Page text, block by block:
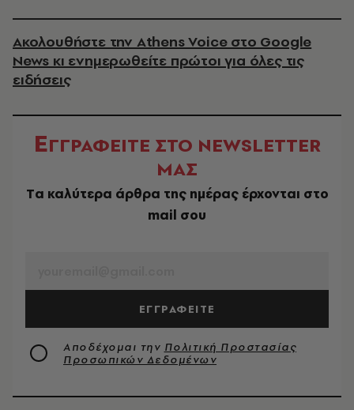
Ακολουθήστε την Athens Voice στο Google
News κι ενημερωθείτε πρώτοι για όλες τις
ειδήσεις
ΕΓΓΡΑΦΕΙΤΕ ΣΤΟ NEWSLETTER
ΜΑΣ
Tα καλύτερα άρθρα της ημέρας έρχονται στο
mail σου
ΕΓΓΡΑΦΕΙΤΕ
Αποδέχομαι την Πολιτική Προστασίας
Προσωπικών Δεδομένων